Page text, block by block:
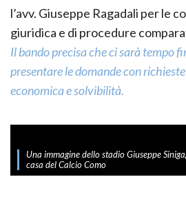
l’avv. Giuseppe Ragadali per le
giuridica e di procedure
Il bando precisa che ci sarà tempo
presentare le domande con
economica e solvibilità.
Una immagine dello stadio Giuseppe
casa del Calcio Como